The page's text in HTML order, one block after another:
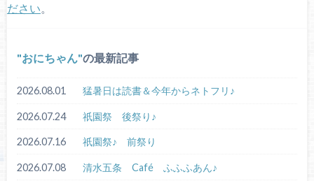
ださい。
おにちゃん の最新記事
2026.08.01 猛暑日は読書＆今年からネトフリ♪
2026.07.24 祇園祭 後祭り♪
2026.07.16 祇園祭♪ 前祭り
2026.07.08 清水五条 Café ふふふあん♪